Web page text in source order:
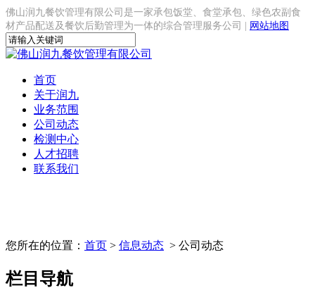
佛山润九餐饮管理有限公司是一家承包饭堂、食堂承包、绿色农副食
材产品配送及餐饮后勤管理为一体的综合管理服务公司 |
网站地图
首页
关于润九
业务范围
公司动态
检测中心
人才招聘
联系我们
您所在的位置： 首页 > 信息动态 > 公司动态
栏目导航